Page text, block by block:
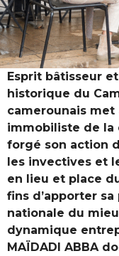
Esprit bâtisseur
historique du
camerounais met
immobiliste de la
forgé son action
les invectives et
en lieu et place
fins d’apporter
nationale du
dynamique
MAÏDADI ABBA